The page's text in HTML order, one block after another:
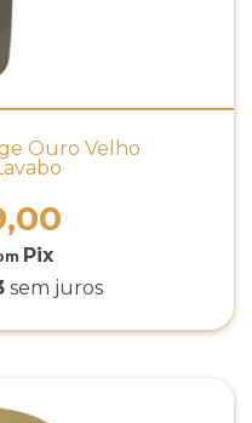
Ouro Velho
sem juros